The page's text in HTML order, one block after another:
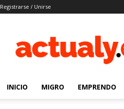
Registrarse / Unirse
|
Noticias
venezolanos
INICIO MIGRO EMPRENDO